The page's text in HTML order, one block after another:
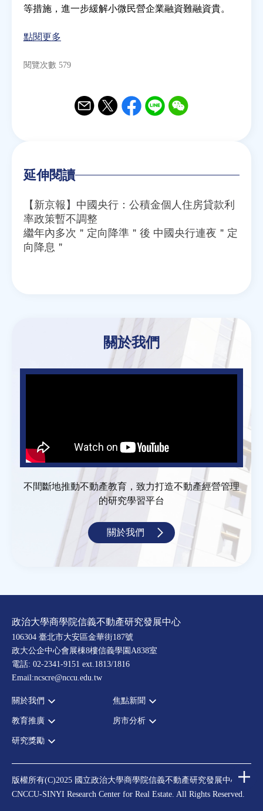
等措施，進一步緩解小微民營企業融資難融資貴。
點閱更多
閱覽次數 579
延伸閱讀
【新京報】中國央行：公積金個人住房貸款利
率政策暫不調整
繼年內多次＂定向降準＂後 中國央行連夜＂定
向降息＂
關於我們
不間斷地推動不動產教育，致力打造不動產經營管理
的研究學習平台
關於我們
政治大學商學院信義不動產研究發展中心
106304 臺北市大安區金華街187號
政大公企中心會展棟8樓信義學園A838室
電話: 02-2341-9151 ext.1813/1816
Email:ncscre@nccu.edu.tw
關於我們
宗旨願景
設置辦法
指導委員
中心成員
聯絡我們
焦點新聞
全部新聞
法律新訊
教育推廣
全部活動
理財規劃講座
不動產學程支援
房市分析
研究獎勵
住宅學會論文獎支援
都市計劃學會論文獎支援
版權所有(C)2025 國立政治大學商學院信義不動產研究發展中心
CNCCU-SINYI Research Center for Real Estate. All Rights Reserved.